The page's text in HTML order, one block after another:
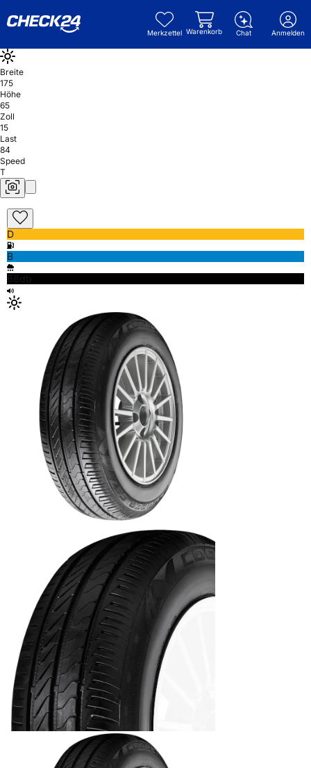
Merkzettel Warenkorb Chat Anmelden
Breite
175
Höhe
65
Zoll
15
Last
84
Speed
T
D
B
68db